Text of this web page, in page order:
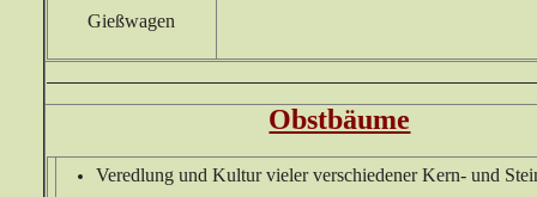
Gießwagen
Obstbäume
Veredlung und Kultur vieler verschiedener Kern- und